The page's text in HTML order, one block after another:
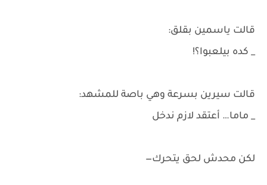
قالت ياسمين بقلق:
_ كده بيلعبوا؟!
قالت سيرين بسرعة وهي باصة للمشهد:
_ ماما… أعتقد لازم ندخل
لكن محدش لحق يتحرك—